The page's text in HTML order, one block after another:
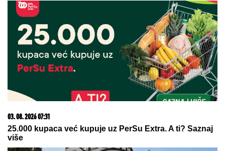
03. 08. 2026 07:31
25.000 kupaca već kupuje uz PerSu Extra. A ti? Saznaj
više